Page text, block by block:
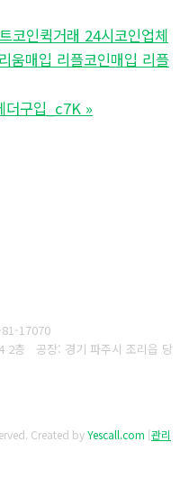
코인퀵거래 24시코인업체
움매입 리플코인매입 리플
더구입_c7K »
17070
2층 공장: 경기 파주시 조리읍 당
Created byYescall.com [관리